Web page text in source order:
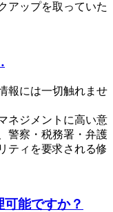
アップを取っていた
報には一切触れませ
ネジメントに高い意
警察・税務署・弁護
ティを要求される修
能ですか？